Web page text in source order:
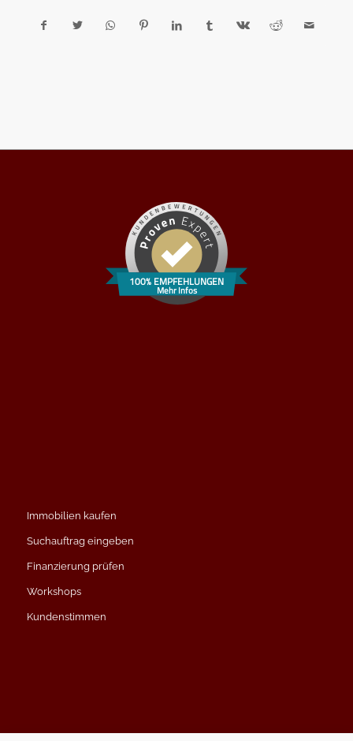
100% EMPFEHLUNGEN
Mehr Infos
Immobilien kaufen
Suchauftrag eingeben
Finanzierung prüfen
Workshops
Kundenstimmen